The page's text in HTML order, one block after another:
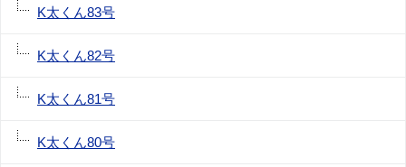
K太くん83号
K太くん82号
K太くん81号
K太くん80号